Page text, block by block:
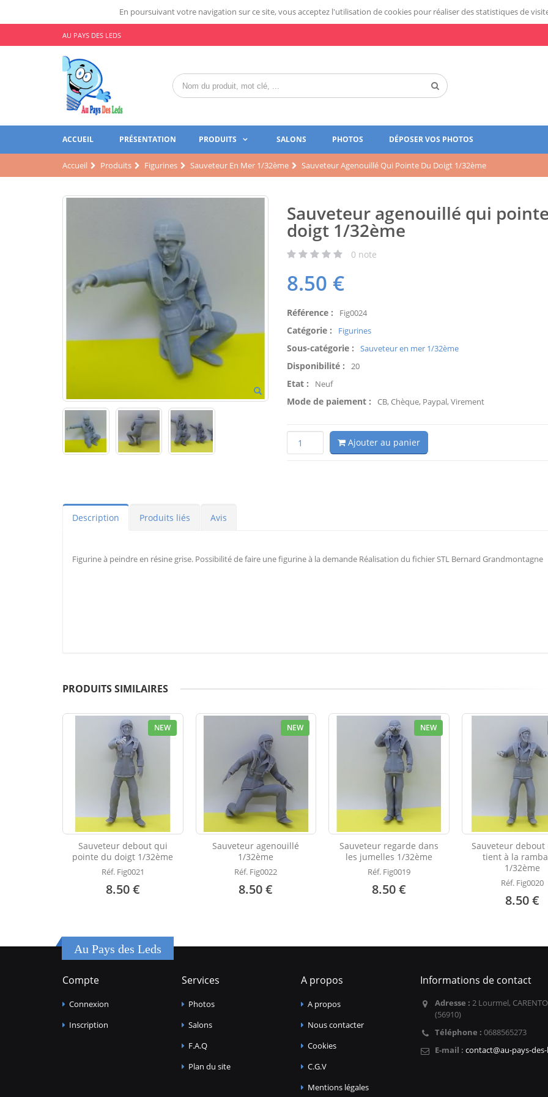
En poursuivant votre navigation sur ce site, vous acceptez l'utilisation de cookies pour réaliser des statistiques de
AU PAYS DES LEDS
ACCUEIL PRÉSENTATION PRODUITS SALONS PHOTOS DÉPOSER VOS PHOTOS
Accueil Produits Figurines Sauveteur En Mer 1/32ème Sauveteur Agenouillé Qui Pointe Du Doigt 1/32ème
Sauveteur agenouillé qui
doigt 1/32ème
0 note
8.50 €
Référence : Fig0024
Catégorie : Figurines
Sous-catégorie : Sauveteur en mer 1/32ème
Disponibilité : 20
Etat : Neuf
Mode de paiement : CB, Chèque, Paypal, Virement
Ajouter au panier
Description Produits liés Avis
Figurine à peindre en résine grise. Possibilité de faire une figurine à la demande Réalisation du fichier STL Bernard Grandmontagne
PRODUITS SIMILAIRES
NEW
Sauveteur debout qui
pointe du doigt 1/32ème
Réf. Fig0021
8.50 €
NEW
Sauveteur agenouillé
1/32ème
Réf. Fig0022
8.50 €
NEW
Sauveteur regarde dans
les jumelles 1/32ème
Réf. Fig0019
8.50 €
Sauveteur debout
tient à la
1/32ème
Réf. Fig0020
8.50 €
Au Pays des Leds
Compte
Connexion
Inscription
Services
Photos
Salons
F.A.Q
Plan du site
A propos
A propos
Nous contacter
Cookies
C.G.V
Mentions légales
Informations de contact
Adresse : 2 Lourmel,
(56910)
Téléphone : 0688565273
E-mail : contact@au-pays-